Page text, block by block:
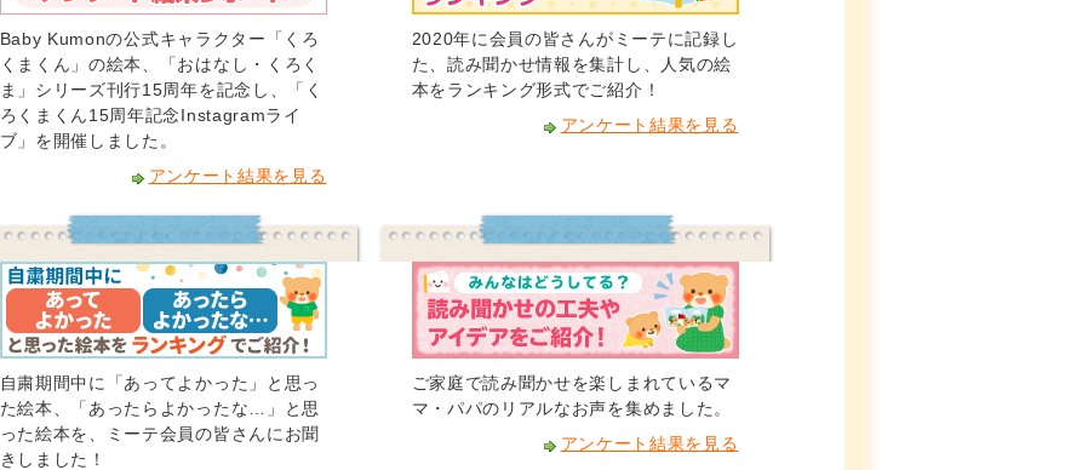
Baby Kumonの公式キャラクター「くろ
くまくん」の絵本、「おはなし・くろく
ま」シリーズ刊行15周年を記念し、「く
ろくまくん15周年記念Instagramライ
ブ」を開催しました。
アンケート結果を見る
2020年に会員の皆さんがミーテに記録し
た、読み聞かせ情報を集計し、人気の絵
本をランキング形式でご紹介！
アンケート結果を見る
自粛期間中に「あってよかった」と思っ
た絵本、「あったらよかったな…」と思
った絵本を、ミーテ会員の皆さんにお聞
きしました！
ご家庭で読み聞かせを楽しまれているマ
マ・パパのリアルなお声を集めました。
アンケート結果を見る